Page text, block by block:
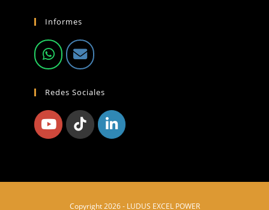
Informes
Redes Sociales
Copyright 2026 - LUDUS EXCEL POWER